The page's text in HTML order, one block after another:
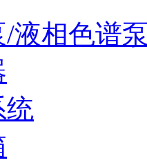
液相色谱
统